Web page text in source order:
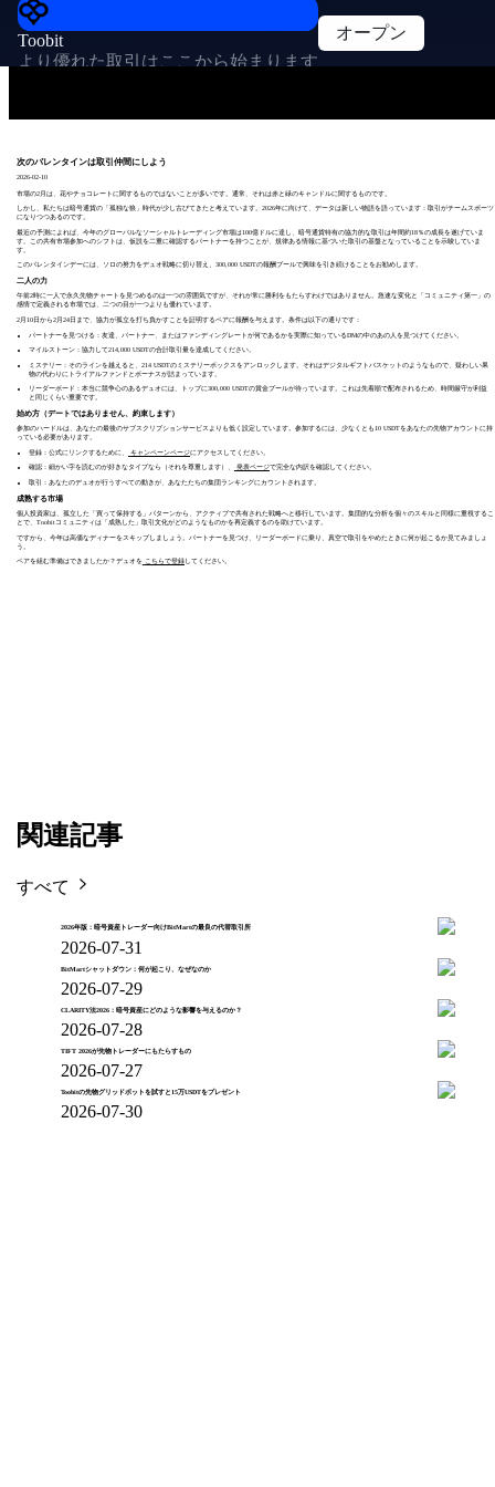
Toobit
より優れた取引はここから始まります
オープン
次のバレンタインは取引仲間にしよう
2026-02-10
市場の2月は、花やチョコレートに関するものではないことが多いです。通常、それは赤と緑のキャンドルに関するものです。
しかし、私たちは暗号通貨の「孤独な狼」時代が少し古びてきたと考えています。2026年に向けて、データは新しい物語を語っています：取引がチームスポーツ
になりつつあるのです。
最近の予測によれば、今年のグローバルなソーシャルトレーディング市場は100億ドルに達し、暗号通貨特有の協力的な取引は年間約18％の成長を遂げていま
す。この共有市場参加へのシフトは、仮説を二重に確認するパートナーを持つことが、規律ある情報に基づいた取引の基盤となっていることを示唆していま
す。
このバレンタインデーには、ソロの努力をデュオ戦略に切り替え、300,000 USDTの報酬プールで興味を引き続けることをお勧めします。
二人の力
午前2時に一人で永久先物チャートを見つめるのは一つの雰囲気ですが、それが常に勝利をもたらすわけではありません。急速な変化と「コミュニティ第一」の
感情で定義される市場では、二つの目が一つよりも優れています。
2月10日から2月24日まで、協力が孤立を打ち負かすことを証明するペアに報酬を与えます。条件は以下の通りです：
パートナーを見つける：友達、パートナー、またはファンディングレートが何であるかを実際に知っているDMの中のあの人を見つけてください。
マイルストーン：協力して214,000 USDTの合計取引量を達成してください。
ミステリー：そのラインを越えると、214 USDTのミステリーボックスをアンロックします。それはデジタルギフトバスケットのようなもので、疑わしい果
物の代わりにトライアルファンドとボーナスが詰まっています。
リーダーボード：本当に競争心のあるデュオには、トップに300,000 USDTの賞金プールが待っています。これは先着順で配布されるため、時間厳守が利益
と同じくらい重要です。
始め方（デートではありません、約束します）
参加のハードルは、あなたの最後のサブスクリプションサービスよりも低く設定しています。参加するには、少なくとも10 USDTをあなたの先物アカウントに持
っている必要があります。
登録：公式にリンクするために、 キャンペーンページにアクセスしてください。
確認：細かい字を読むのが好きなタイプなら（それを尊重します）、 発表ページで完全な内訳を確認してください。
取引：あなたのデュオが行うすべての動きが、あなたたちの集団ランキングにカウントされます。
成熟する市場
個人投資家は、孤立した「買って保持する」パターンから、アクティブで共有された戦略へと移行しています。集団的な分析を個々のスキルと同様に重視するこ
とで、Toobitコミュニティは「成熟した」取引文化がどのようなものかを再定義するのを助けています。
ですから、今年は高価なディナーをスキップしましょう。パートナーを見つけ、リーダーボードに乗り、真空で取引をやめたときに何が起こるか見てみましょ
う。
ペアを組む準備はできましたか？デュオを こちらで登録してください。
関連記事
すべて
2026年版：暗号資産トレーダー向けBitMartの最良の代替取引所
2026-07-31
BitMartシャットダウン：何が起こり、なぜなのか
2026-07-29
CLARITY法2026：暗号資産にどのような影響を与えるのか？
2026-07-28
TIFT 2026が先物トレーダーにもたらすもの
2026-07-27
Toobitの先物グリッドボットを試すと15万USDTをプレゼント
2026-07-30